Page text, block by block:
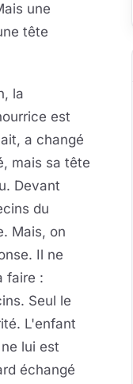
une
tête
la
est
a changé
mais sa tête
Devant
du
Mais, on
Il ne
faire :
Seul le
L'enfant
lui est
échangé